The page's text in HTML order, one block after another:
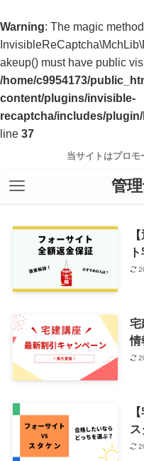
Warning: The magic method
akeup() must have public
/home/c9954173/
content/plugins/invisible-
recaptcha/includes/
line 37
当サイトはプロ
管
宅
情